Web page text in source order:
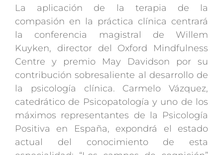
La aplicación de la terapia de la
compasión en la práctica clínica centrará
la conferencia magistral de Willem
Kuyken, director del Oxford Mindfulness
Centre y premio May Davidson por su
contribución sobresaliente al desarrollo de
la psicología clínica. Carmelo Vázquez,
catedrático de Psicopatología y uno de los
máximos representantes de la Psicología
Positiva en España, expondrá el estado
actual del conocimiento de esta